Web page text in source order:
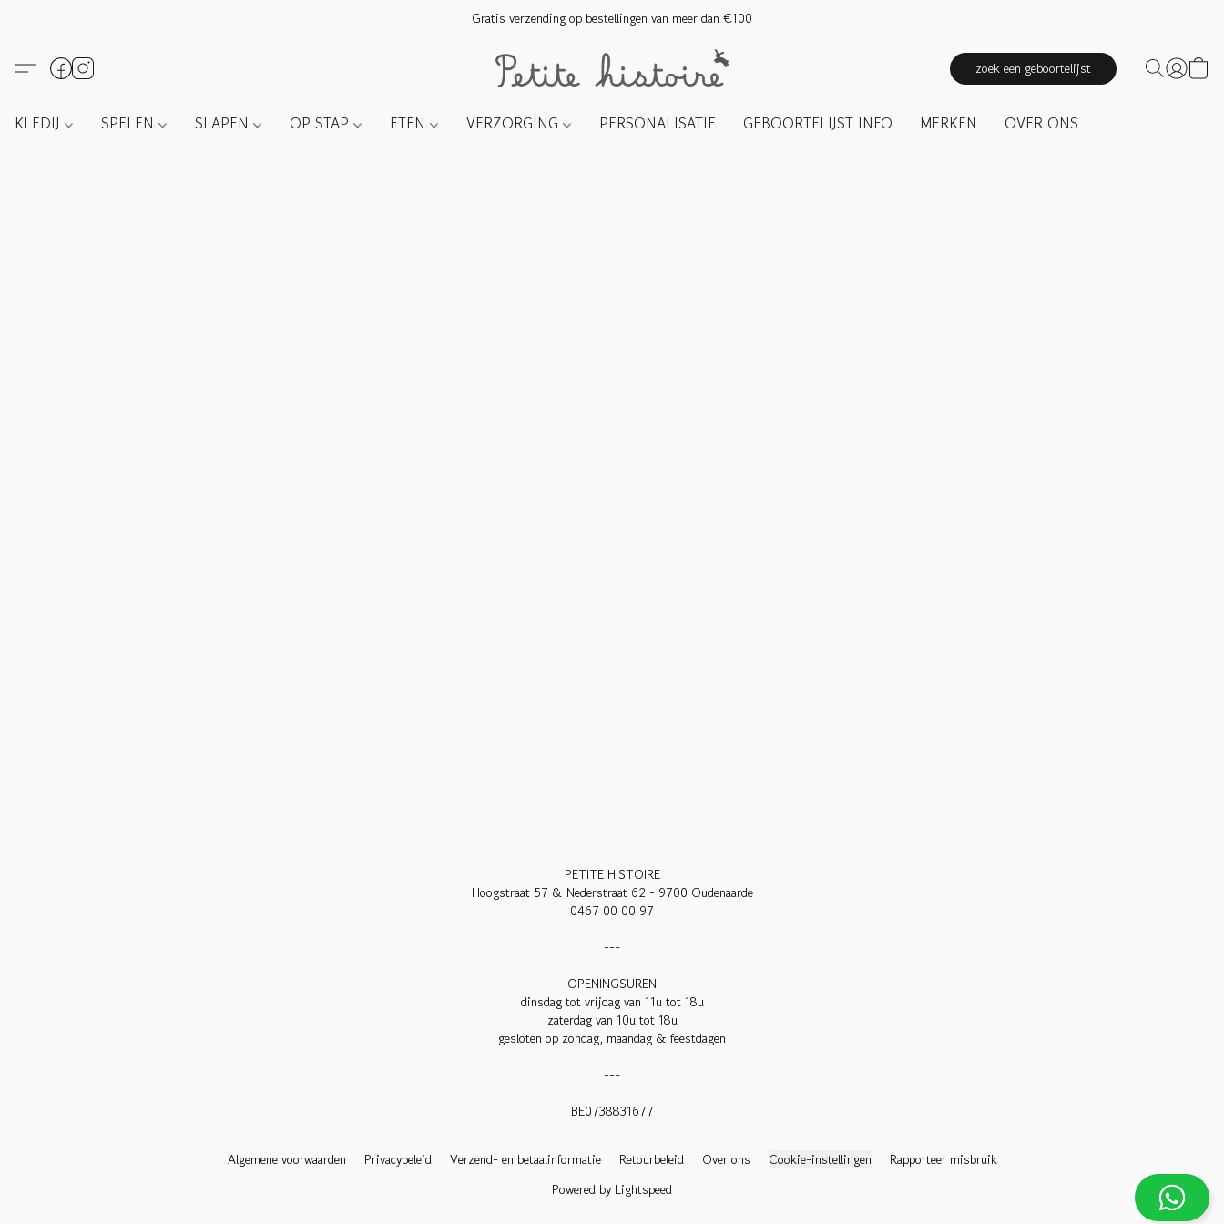
Gratis verzending op bestellingen van meer dan €100
zoek een geboortelijst
KLEDIJ SPELEN SLAPEN OP STAP ETEN VERZORGING PERSONALISATIE GEBOORTELIJST INFO MERKEN OVER ONS
PETITE HISTOIRE
Hoogstraat 57 & Nederstraat 62 - 9700 Oudenaarde
0467 00 00 97
---
OPENINGSUREN
dinsdag tot vrijdag van 11u tot 18u
zaterdag van 10u tot 18u
gesloten op zondag, maandag & feestdagen
---
BE0738831677
Algemene voorwaarden Privacybeleid Verzend- en betaalinformatie Retourbeleid Over ons Cookie-instellingen
Rapporteer misbruik
Powered by Lightspeed